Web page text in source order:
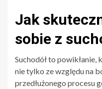
Jak
sobie z
Suchodół to powikłanie,
nie tylko ze względu na
przedłużonego procesu